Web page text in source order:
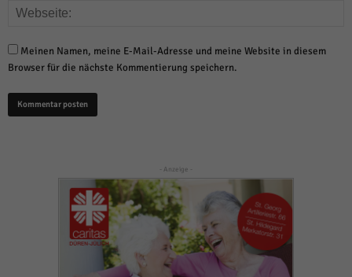
Meinen Namen, meine E-Mail-Adresse und meine Website in diesem
Browser für die nächste Kommentierung speichern.
- Anzeige -